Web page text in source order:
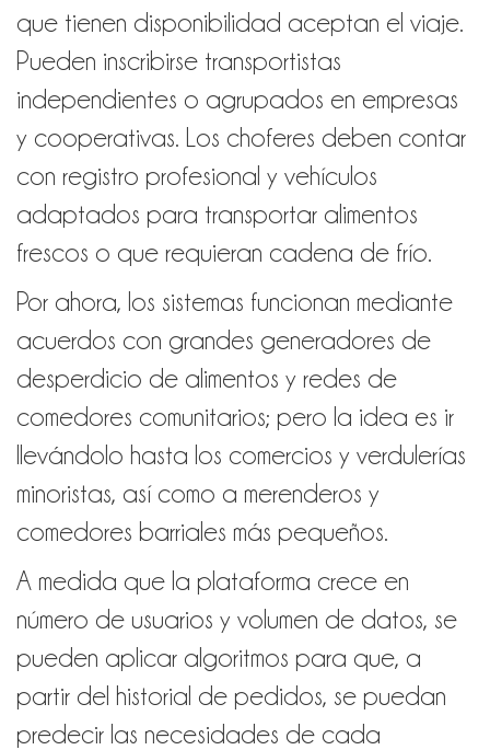
que tienen disponibilidad aceptan el viaje.
Pueden inscribirse transportistas
independientes o agrupados en empresas
y cooperativas. Los choferes deben contar
con registro profesional y vehículos
adaptados para transportar alimentos
frescos o que requieran cadena de frío.
Por ahora, los sistemas funcionan mediante
acuerdos con grandes generadores de
desperdicio de alimentos y redes de
comedores comunitarios; pero la idea es ir
llevándolo hasta los comercios y verdulerías
minoristas, así como a merenderos y
comedores barriales más pequeños.
A medida que la plataforma crece en
número de usuarios y volumen de datos, se
pueden aplicar algoritmos para que, a
partir del historial de pedidos, se puedan
predecir las necesidades de cada